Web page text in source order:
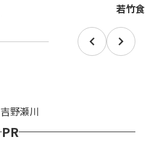
吉野瀬川
若竹
PR